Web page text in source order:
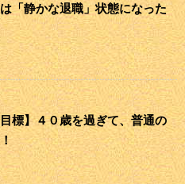
「静かな退職」状態になった
標】４０歳を過ぎて、普通の